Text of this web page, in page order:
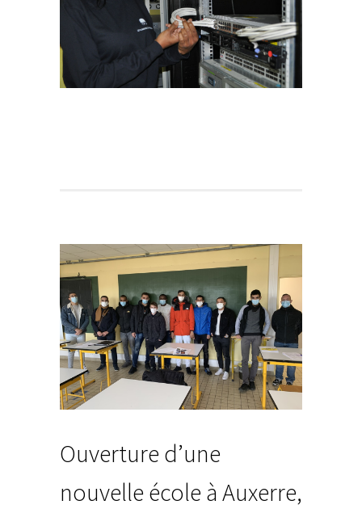
Ouverture d’une
nouvelle école à Auxerre,